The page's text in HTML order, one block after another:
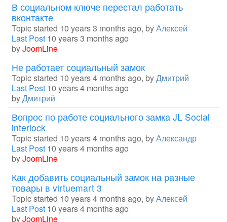
В социальном ключе перестал работать
вконтакте
Topic started 10 years 3 months ago, byАлексей
Last Post 10 years 3 months ago
byJoomLine
Не работает социальный замок
Topic started 10 years 4 months ago, byДмитрий
Last Post 10 years 4 months ago
byДмитрий
Вопрос по работе социального замка JL Social
interlock
Topic started 10 years 4 months ago, byАлександр
Last Post 10 years 4 months ago
byJoomLine
Как добавить социальный замок на разные
товары в virtuemart 3
Topic started 10 years 4 months ago, byАлексей
Last Post 10 years 4 months ago
byJoomLine